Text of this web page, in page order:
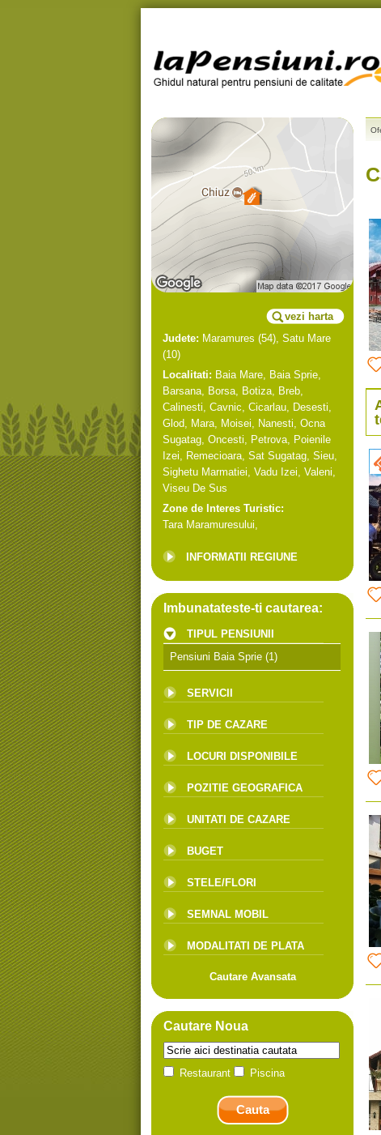
vezi harta
Judete: Maramures (54), Satu Mare
(10)
Localitati: Baia Mare, Baia Sprie,
Barsana, Borsa, Botiza, Breb,
Calinesti, Cavnic, Cicarlau, Desesti,
Glod, Mara, Moisei, Nanesti, Ocna
Sugatag, Oncesti, Petrova, Poienile
Izei, Remecioara, Sat Sugatag, Sieu,
Sighetu Marmatiei, Vadu Izei, Valeni,
Viseu De Sus
Zone de Interes Turistic:
Tara Maramuresului,
INFORMATII REGIUNE
Imbunatateste-ti cautarea:
TIPUL PENSIUNII
Pensiuni Baia Sprie (1)
SERVICII
TIP DE CAZARE
LOCURI DISPONIBILE
POZITIE GEOGRAFICA
UNITATI DE CAZARE
BUGET
STELE/FLORI
SEMNAL MOBIL
MODALITATI DE PLATA
Cautare Avansata
Cautare Noua
Restaurant Piscina